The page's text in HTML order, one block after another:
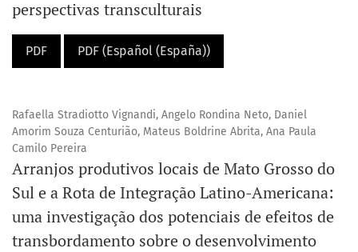
perspectivas transculturais
PDF PDF (Español (España))
Rafaella Stradiotto Vignandi, Angelo Rondina Neto, Daniel
Amorim Souza Centurião, Mateus Boldrine Abrita, Ana Paula
Camilo Pereira
Arranjos produtivos locais de Mato Grosso do
Sul e a Rota de Integração Latino-Americana:
uma investigação dos potenciais de efeitos de
transbordamento sobre o desenvolvimento